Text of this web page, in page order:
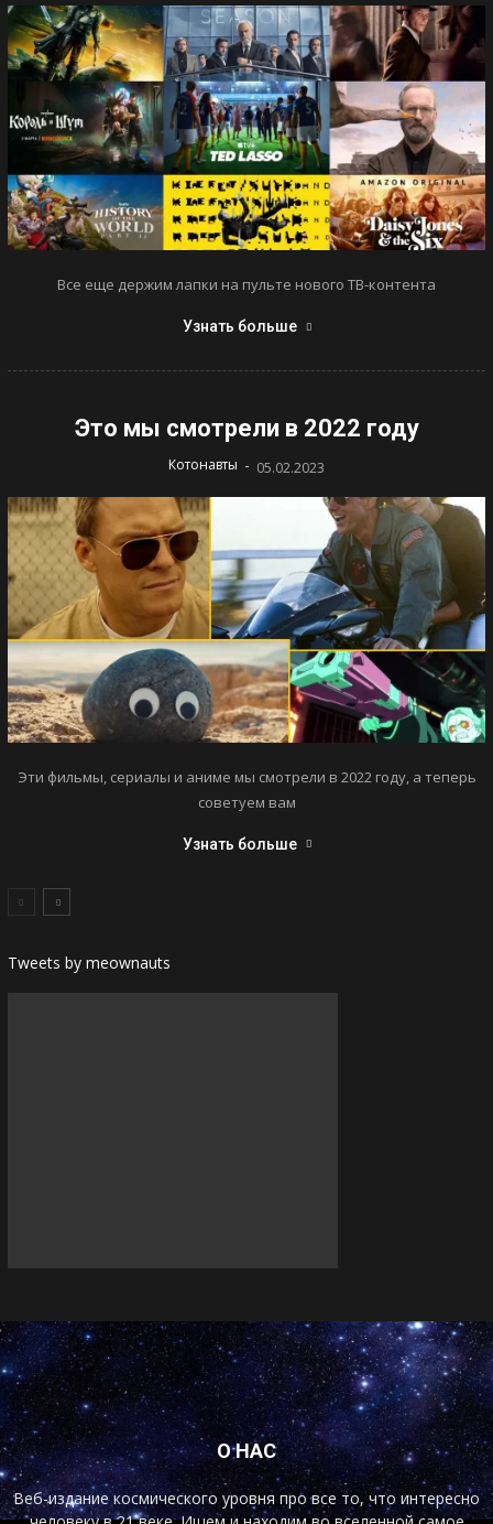
Все еще держим лапки на пульте нового ТВ-контента
Узнать больше
Это мы смотрели в 2022 году
Котонавты - 05.02.2023
Эти фильмы, сериалы и аниме мы смотрели в 2022 году, а теперь
советуем вам
Узнать больше
Tweets by meownauts
О НАС
Веб-издание космического уровня про все то, что интересно